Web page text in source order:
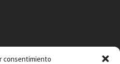
consentimiento